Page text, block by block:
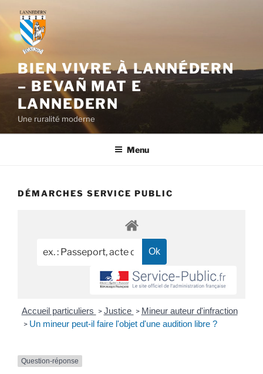
contenu
principal
BIEN VIVRE À LANNÉDERN
– BEVAÑ MAT E
LANNEDERN
Une ruralité moderne
Menu
DÉMARCHES SERVICE PUBLIC
Accueil particuliers > Justice > Mineur auteur d'infraction
> Un mineur peut-il faire l'objet d'une audition libre ?
Question-réponse